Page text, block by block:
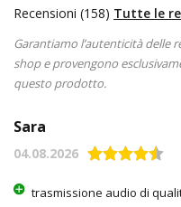
Recensioni (158) Tutte le
Garantiamo l’autenticità delle
shop e provengono
questo prodotto.
Sara
04.08.2026
trasmissione audio di